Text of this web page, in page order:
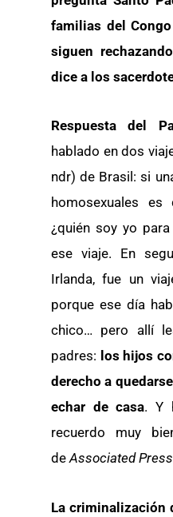
familias del
siguen
dice a los
Respuesta del
hablado en dos
ndr) de Brasil: si
homosexuales es
¿quién soy yo
ese viaje. En
Irlanda, fue un
porque ese día
chico… pero allí
padres: los hijos
derecho a
echar de casa. Y
recuerdo muy
deAssociated Press
La criminalización